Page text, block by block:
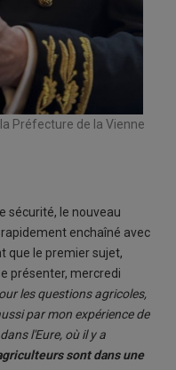
Préfecture de la Vienne
sécurité, le nouveau
enchaîné avec
que le premier sujet,
présenter, mercredi
les questions agricoles,
par mon expérience de
l'Eure, où il y a
sont dans une